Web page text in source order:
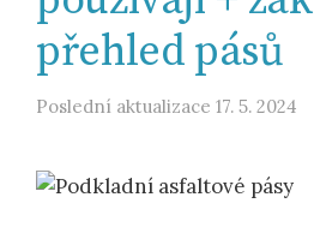
přehled pásů
Poslední aktualizace 17. 5. 2024